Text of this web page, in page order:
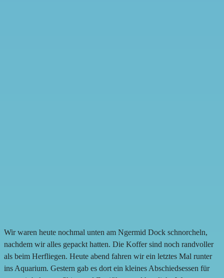
Wir waren heute nochmal unten am Ngermid Dock schnorcheln,
nachdem wir alles gepackt hatten. Die Koffer sind noch randvoller
als beim Herfliegen. Heute abend fahren wir ein letztes Mal runter
ins Aquarium. Gestern gab es dort ein kleines Abschiedsessen für